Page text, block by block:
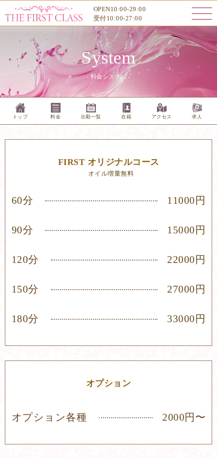
OPEN10:00-29:00
受付10:00-27:00
System
- 料金システム -
トップ 料金 出勤一覧 在籍 アクセス 求人
FIRST オリジナルコース
オイル増量無料
60分 11000円
90分 15000円
120分 22000円
150分 27000円
180分 33000円
オプション
オプション各種 2000円〜